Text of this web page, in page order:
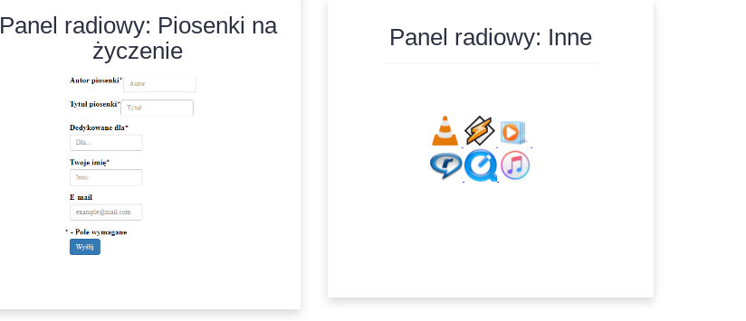
Panel radiowy: Piosenki na
życzenie
Panel radiowy: Inne